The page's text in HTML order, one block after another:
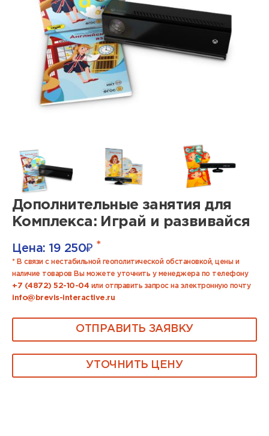
Дополнительные занятия для
Комплекса: Играй и развивайся
Цена: 19 250₽ *
* В связи с нестабильной геополитической обстановкой, цены и
наличие товаров Вы можете уточнить у менеджера по телефону
+7 (4872) 52-10-04 или отправить запрос на электронную почту
info@brevis-interactive.ru
ОТПРАВИТЬ ЗАЯВКУ
УТОЧНИТЬ ЦЕНУ